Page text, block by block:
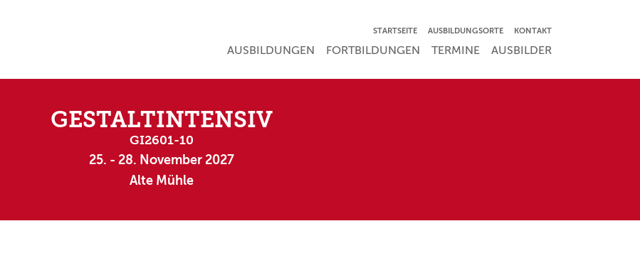
STARTSEITE AUSBILDUNGSORTE KONTAKT
NAVIGATION ÜBERSPRINGEN
AUSBILDUNGEN FORTBILDUNGEN TERMINE AUSBILDER
GESTALTINTENSIV
GI2601-10
25. - 28. November 2027
Alte Mühle